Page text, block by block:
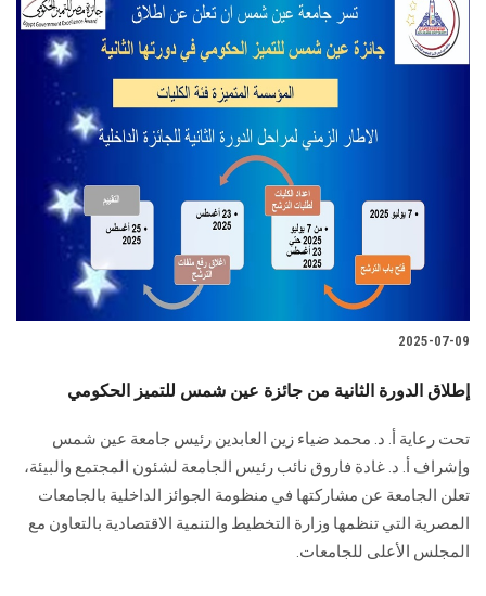
2025-07-09
إطلاق الدورة الثانية من جائزة عين شمس للتميز الحكومي
تحت رعاية أ. د. محمد ضياء زين العابدين رئيس جامعة عين شمس
وإشراف أ. د. غادة فاروق نائب رئيس الجامعة لشئون المجتمع والبيئة،
تعلن الجامعة عن مشاركتها في منظومة الجوائز الداخلية بالجامعات
المصرية التي تنظمها وزارة التخطيط والتنمية الاقتصادية بالتعاون مع
المجلس الأعلى للجامعات.